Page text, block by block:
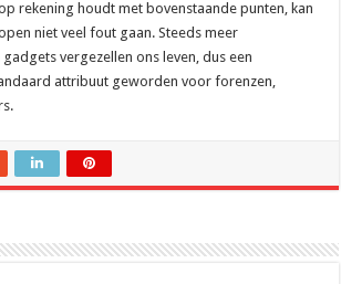
rekening houdt met bovenstaande punten, kan
niet veel fout gaan. Steeds meer
vergezellen ons leven, dus een
attribuut geworden voor forenzen,